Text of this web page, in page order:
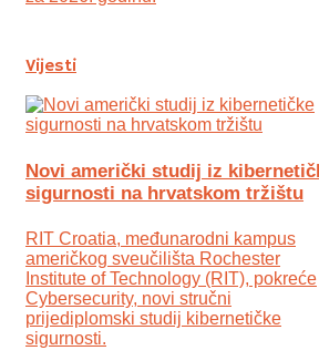
Vijesti
Novi američki studij iz
sigurnosti na hrvatskom tržištu
RIT Croatia, međunarodni kampus
američkog sveučilišta Rochester
Institute of Technology (RIT), pokreće
Cybersecurity, novi stručni
prijediplomski studij kibernetičke
sigurnosti.